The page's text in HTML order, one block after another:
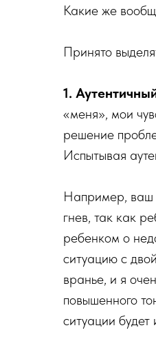
Какие же
Принято
1.
«меня», мои
решение
Испытывая
Например, ваш
гнев, так как
ребенком о
ситуацию с
вранье, и я
повышенного
ситуации будет